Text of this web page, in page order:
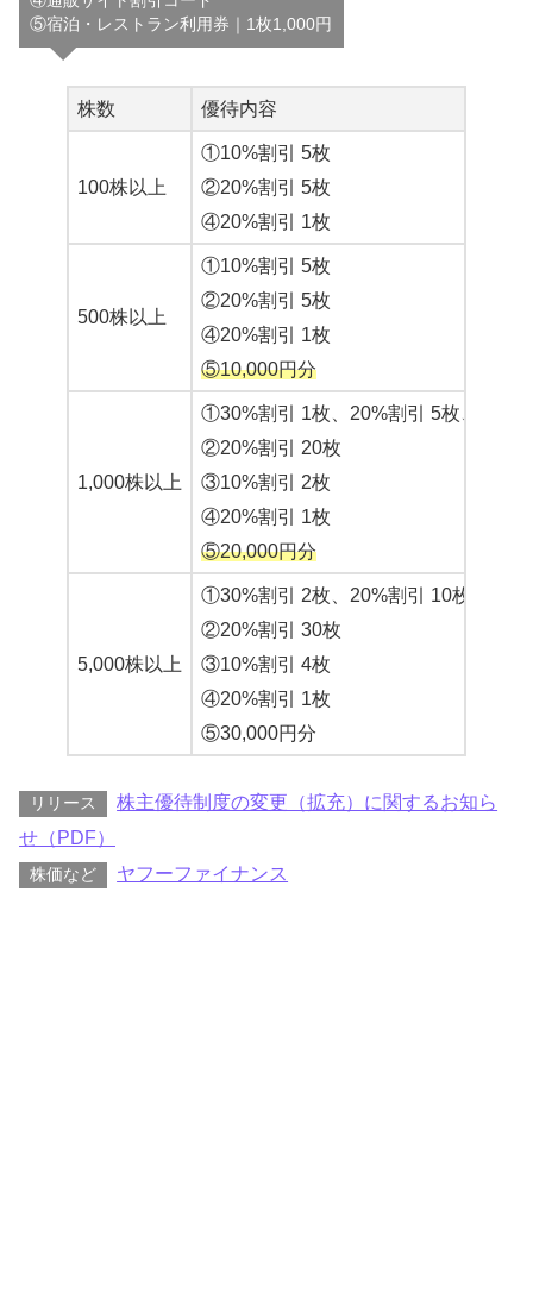
⑤宿泊・レストラン利用券｜1枚1,000円
株数 優待内容
100株以上
①10%割引 5枚
②20%割引 5枚
④20%割引 1枚
500株以上
①10%割引 5枚
②20%割引 5枚
④20%割引 1枚
⑤10,000円分
1,000株以上
①30%割引 1枚、20%割引 5枚、10％
②20%割引 20枚
③10%割引 2枚
④20%割引 1枚
⑤20,000円分
5,000株以上
①30%割引 2枚、20%割引 10枚、10
②20%割引 30枚
③10%割引 4枚
④20%割引 1枚
⑤30,000円分
リリース
株主優待制度の変更（拡充）に関するお知ら
せ（PDF）
株価など ヤフーファイナンス